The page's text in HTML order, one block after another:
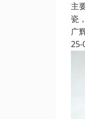
主
瓷
广
25-